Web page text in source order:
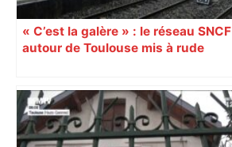
« C’est la galère » : le réseau SNCF
autour de Toulouse mis à rude